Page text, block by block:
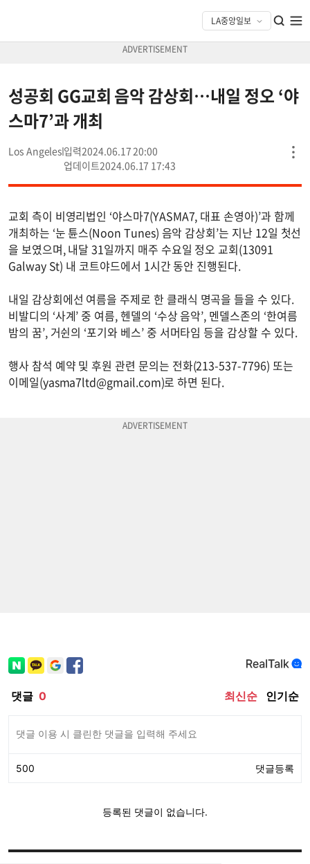
성공회 GG교회 음악 감상회…내일 정오 ‘야
스마7’과 개최
Los Angeles
2024.06.17 20:00
2024.06.17 17:43
교회 측이 비영리법인 ‘야스마7(YASMA7, 대표 손영아)’과 함께
개최하는 ‘눈 튠스(Noon Tunes) 음악 감상회’는 지난 12일 첫선
을 보였으며, 내달 31일까지 매주 수요일 정오 교회(13091
Galway St) 내 코트야드에서 1시간 동안 진행된다.
내일 감상회에선 여름을 주제로 한 클래식 명곡을 들을 수 있다.
비발디의 ‘사계’ 중 여름, 헨델의 ‘수상 음악’, 멘델스존의 ‘한여름
밤의 꿈’, 거쉰의 ‘포기와 베스’ 중 서머타임 등을 감상할 수 있다.
행사 참석 예약 및 후원 관련 문의는 전화(213-537-7796) 또는
이메일(yasma7ltd@gmail.com)로 하면 된다.